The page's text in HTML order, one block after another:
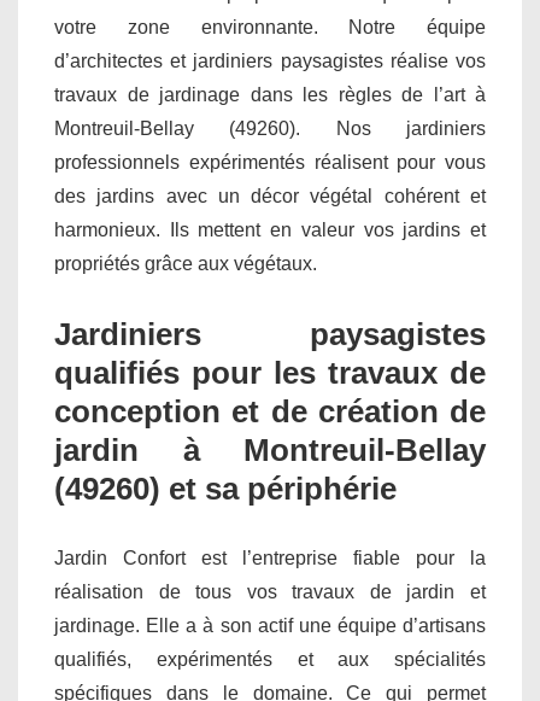
votre zone environnante. Notre équipe
d’architectes et jardiniers paysagistes réalise vos
travaux de jardinage dans les règles de l’art à
Montreuil-Bellay (49260). Nos jardiniers
professionnels expérimentés réalisent pour vous
des jardins avec un décor végétal cohérent et
harmonieux. Ils mettent en valeur vos jardins et
propriétés grâce aux végétaux.
Jardiniers paysagistes
qualifiés pour les travaux de
conception et de création de
jardin à Montreuil-Bellay
(49260) et sa périphérie
Jardin Confort est l’entreprise fiable pour la
réalisation de tous vos travaux de jardin et
jardinage. Elle a à son actif une équipe d’artisans
qualifiés, expérimentés et aux spécialités
spécifiques dans le domaine. Ce qui permet